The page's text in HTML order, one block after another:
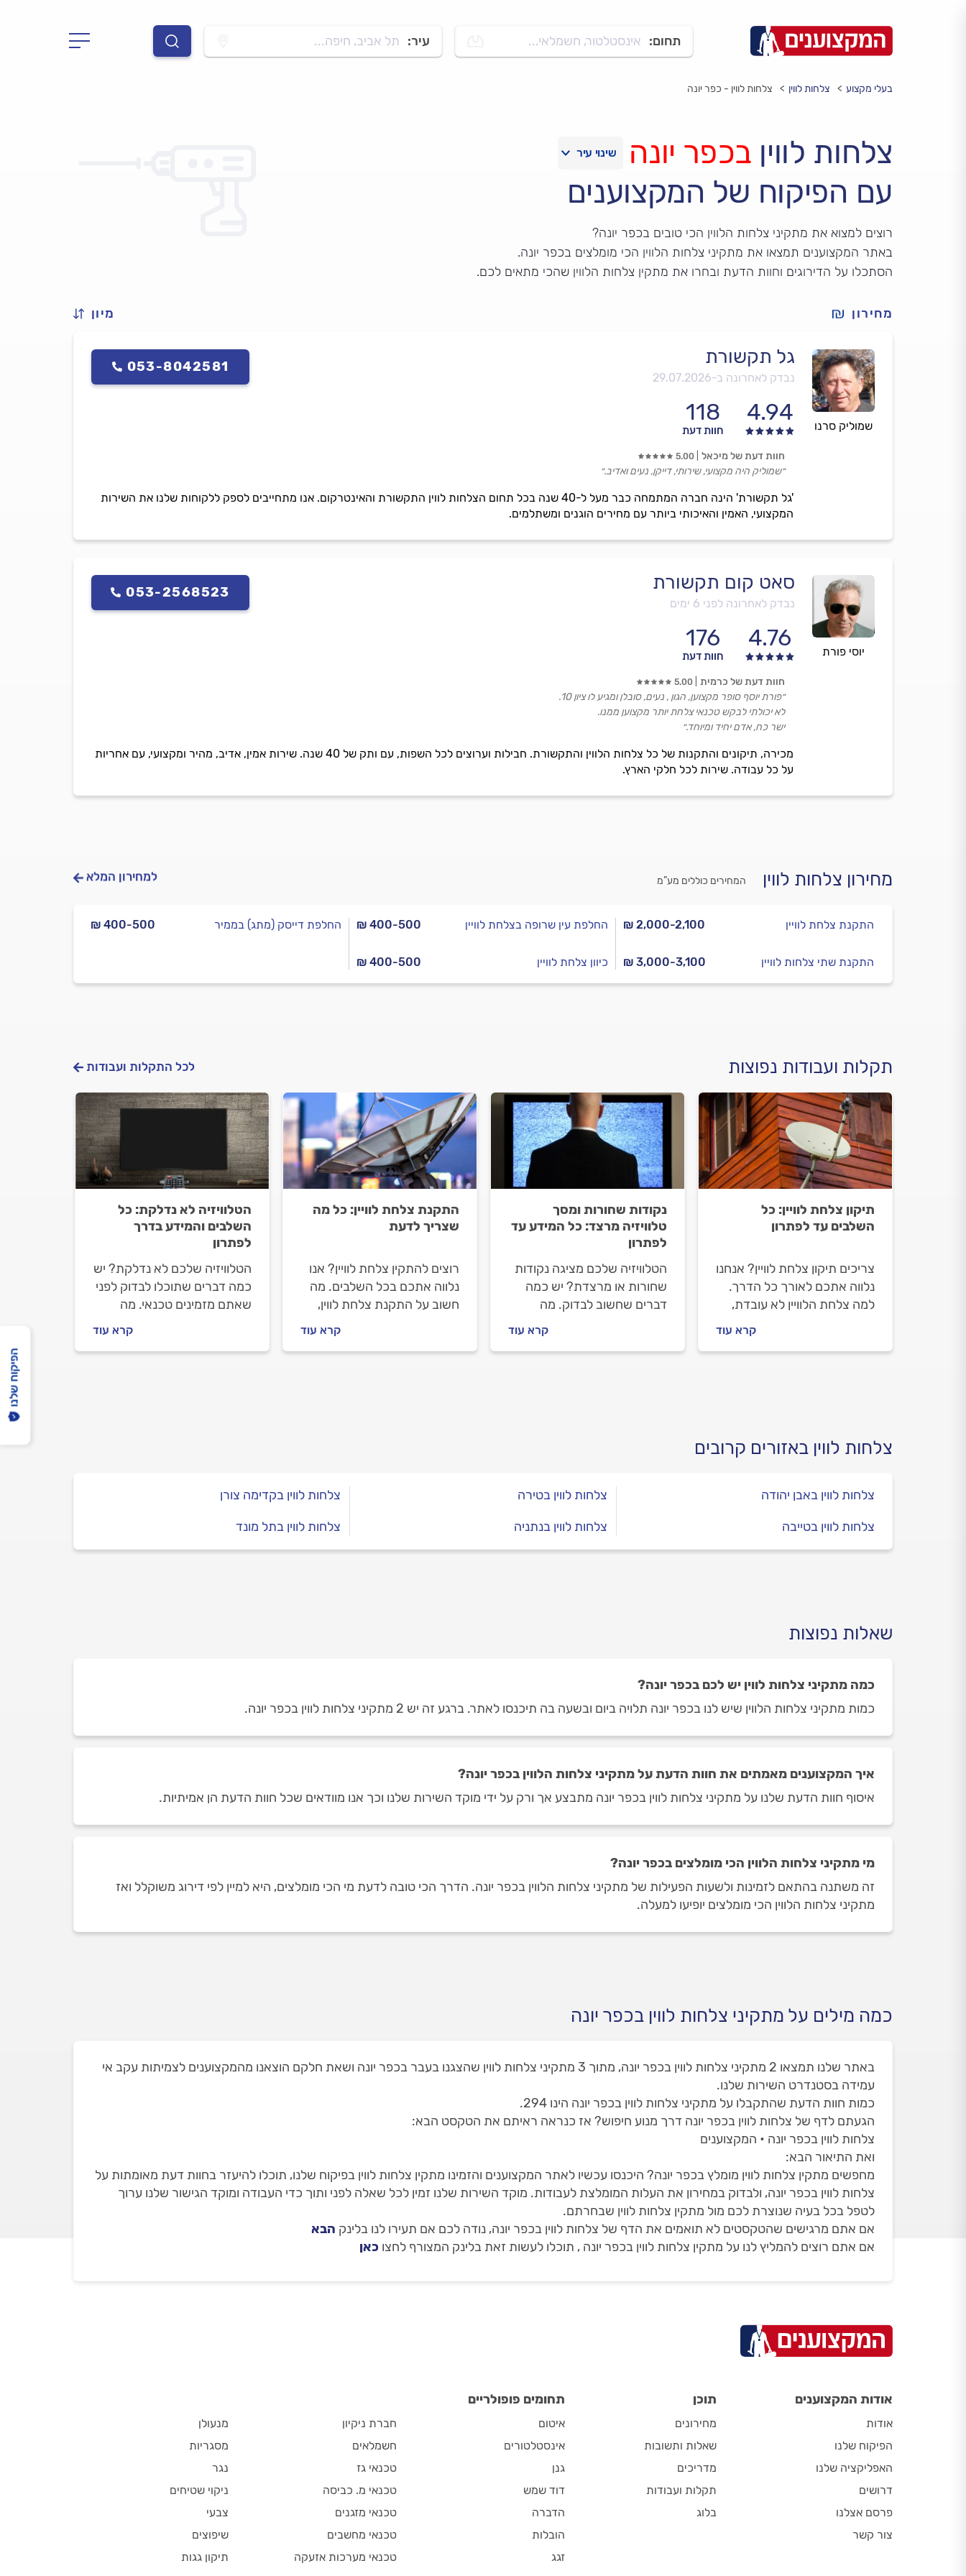
תחום: אינסטלטור, חשמלאי... עיר: תל אביב, חיפה...
בעלי מקצוע צלחות לווין צלחות לווין - כפר יונה
צלחות לווין בכפר יונה
עם הפיקוח של המקצוענים
רוצים למצוא את מתקיני צלחות הלווין הכי טובים בכפר יונה?
באתר המקצוענים תמצאו את מתקיני צלחות הלווין הכי מומלצים בכפר יונה.
הסתכלו על הדירוגים וחוות הדעת ובחרו את מתקין צלחות הלווין שהכי מתאים לכם.
מחירון מיון
שמוליק סרנו
גל תקשורת
נבדק לאחרונה ב-29.07.2026
4.94
118
חוות דעת
053-8042581
'גל תקשורת' הינה חברה המתמחה כבר מעל ל-40 שנה בכל תחום הצלחות לווין התקשורת והאינטרקום. אנו מתחייבים לספק ללקוחות שלנו את השירות
המקצועי, האמין והאיכותי ביותר עם מחירים הוגנים ומשתלמים.
חוות דעת של מיכאל 5.00
״שמוליק היה מקצועי, שירותי, דייקן, נעים ואדיב.״
יוסי פורת
סאט קום תקשורת
נבדק לאחרונה לפני 6 ימים
4.76
176
חוות דעת
053-2568523
מכירה, תיקונים והתקנות של כל צלחות הלווין והתקשורת. חבילות וערוצים לכל השפות, עם ותק של 40 שנה. שירות אמין, אדיב, מהיר ומקצועי, עם אחריות
על כל עבודה. שירות לכל חלקי הארץ.
חוות דעת של כרמית 5.00
״פורת יוסף סופר מקצוען, הגון , נעים, סובלן ומגיע לו ציון 10.
לא יכולתי לבקש טכנאי צלחת יותר מקצוען ממנו.
ישר כח, אדם יחיד ומיוחד.״
מחירון צלחות לווין המחירים כוללים מע”מ למחירון המלא
₪ 2,000-2,100 התקנת צלחת לוויין
₪ 3,000-3,100 התקנת שתי צלחות לוויין
₪ 400-500 החלפת עין שרופה בצלחת לוויין
₪ 400-500 כיוון צלחת לוויין
₪ 400-500 החלפת דייסק (מתג) בממיר
תקלות ועבודות נפוצות לכל התקלות ועבודות
תיקון צלחת לוויין: כל
השלבים עד לפתרון
צריכים תיקון צלחת לוויין? אנחנו
נלווה אתכם לאורך כל הדרך.
למה צלחת הלוויין לא עובדת,
לוויין ומה המחיר של העבודה?
כל התשובות לפניכם.
קרא עוד
נקודות שחורות ומסך
טלוויזיה מרצד: כל המידע עד
לפתרון
הטלוויזיה שלכם מציגה נקודות
שחורות או מרצדת? יש כמה
דברים שחשוב לבדוק. מה
טכנאי מקצועי יתקן את התקלה
וכמה זה יעלה לכם? כל
קרא עוד
התקנת צלחת לוויין: כל מה
שצריך לדעת
רוצים להתקין צלחת לוויין? אנו
נלווה אתכם בכל השלבים. מה
חשוב על התקנת צלחת לווין,
לווין וכמה עולה העבודה? כל
התשובות בפנים.
קרא עוד
הטלוויזיה לא נדלקת: כל
השלבים והמידע בדרך
לפתרון
הטלוויזיה שלכם לא נדלקת? יש
כמה דברים שתוכלו לבדוק לפני
שאתם מזמינים טכנאי. מה
הסיבה וכמה זה יעלה לכם? כל
התשובות.
קרא עוד
צלחות לווין באזורים קרובים
צלחות לווין באבן יהודה
צלחות לווין בטייבה
צלחות לווין בטירה
צלחות לווין בנתניה
צלחות לווין בקדימה צורן
צלחות לווין בתל מונד
שאלות נפוצות
כמה מתקיני צלחות לווין יש לכם בכפר יונה?
כמות מתקיני צלחות הלווין שיש לנו בכפר יונה תלויה ביום ובשעה בה תיכנסו לאתר. ברגע זה יש 2 מתקיני צלחות לווין בכפר יונה.
איך המקצוענים מאמתים את חוות הדעת על מתקיני צלחות הלווין בכפר יונה?
איסוף חוות הדעת שלנו על מתקיני צלחות לווין בכפר יונה מתבצע אך ורק על ידי מוקד השירות שלנו וכך אנו מוודאים שכל חוות הדעת הן אמיתיות.
מי מתקיני צלחות הלווין הכי מומלצים בכפר יונה?
זה משתנה בהתאם לזמינות ולשעות הפעילות של מתקיני צלחות הלווין בכפר יונה. הדרך הכי טובה לדעת מי הכי מומלצים, היא למיין לפי דירוג משוקלל ואז
מתקיני צלחות הלווין הכי מומלצים יופיעו למעלה.
כמה מילים על מתקיני צלחות לווין בכפר יונה
באתר שלנו תמצאו 2 מתקיני צלחות לווין בכפר יונה, מתוך 3 מתקיני צלחות לווין שהצגנו בעבר בכפר יונה ושאת חלקם הוצאנו מהמקצוענים לצמיתות עקב אי
עמידה בסטנדרט השירות שלנו.
כמות חוות הדעת שהתקבלו על מתקיני צלחות לווין בכפר יונה הינו 294.
הגעתם לדף של צלחות לווין בכפר יונה דרך מנוע חיפוש? אז כנראה ראיתם את הטקסט הבא:
צלחות לווין בכפר יונה • המקצוענים
ואת התיאור הבא:
מחפשים מתקין צלחות לווין מומלץ בכפר יונה? היכנסו עכשיו לאתר המקצוענים והזמינו מתקין צלחות לווין בפיקוח שלנו, תוכלו להיעזר בחוות דעת מאומתות על
צלחות לווין בכפר יונה, ולבדוק במחירון את העלות המומלצת לעבודות. מוקד השירות שלנו זמין לכל שאלה לפני ותוך כדי העבודה ומוקד הגישור שלנו ערוך
לטפל בכל בעיה שנוצרת לכם מול מתקין צלחות לווין שבחרתם.
אם אתם מרגישים שהטקסטים לא תואמים את הדף של צלחות לווין בכפר יונה, נודה לכם אם תעירו לנו בלינק הבא
אם אתם רוצים להמליץ לנו על מתקין צלחות לווין בכפר יונה , תוכלו לעשות זאת בלינק המצורף לחצו כאן
הפיקוח שלנו
אודות המקצוענים
אודות
הפיקוח שלנו
האפליקציה שלנו
דרושים
פרסם אצלנו
צור קשר
תוכן
מחירונים
שאלות ותשובות
מדריכים
תקלות ועבודות
בלוג
תחומים פופולריים
איטום
אינסטלטורים
גנן
דוד שמש
הדברה
הובלות
זגג
חברת ניקיון
חשמלאים
טכנאי גז
טכנאי מ. כביסה
טכנאי מזגנים
טכנאי מחשבים
טכנאי מערכות אזעקה
מנעולן
מסגריות
נגר
ניקוי שטיחים
צבעי
שיפוצים
תיקון גגות